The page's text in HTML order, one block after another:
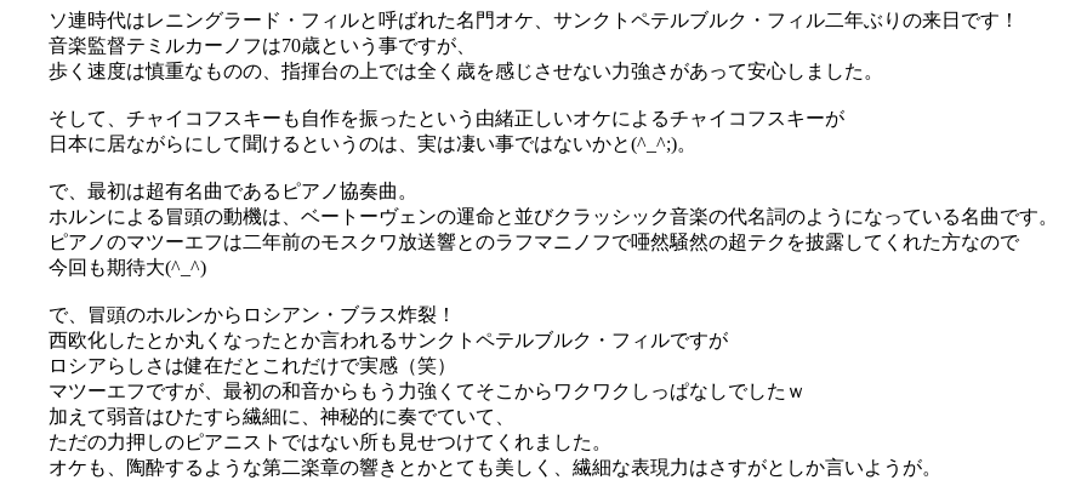
ソ連時代はレニングラード・フィルと呼ばれた名門オケ、サンクトペテルブルク・フィル二年ぶりの来日です！
音楽監督テミルカーノフは70歳という事ですが、
歩く速度は慎重なものの、指揮台の上では全く歳を感じさせない力強さがあって安心しました。
そして、チャイコフスキーも自作を振ったという由緒正しいオケによるチャイコフスキーが
日本に居ながらにして聞けるというのは、実は凄い事ではないかと(^_^;)。
で、最初は超有名曲であるピアノ協奏曲。
ホルンによる冒頭の動機は、ベートーヴェンの運命と並びクラッシック音楽の代名詞のようになっている名曲です。
ピアノのマツーエフは二年前のモスクワ放送響とのラフマニノフで唖然騒然の超テクを披露してくれた方なので
今回も期待大(^_^)
で、冒頭のホルンからロシアン・ブラス炸裂！
西欧化したとか丸くなったとか言われるサンクトペテルブルク・フィルですが
ロシアらしさは健在だとこれだけで実感（笑）
マツーエフですが、最初の和音からもう力強くてそこからワクワクしっぱなしでしたｗ
加えて弱音はひたすら繊細に、神秘的に奏でていて、
ただの力押しのピアニストではない所も見せつけてくれました。
オケも、陶酔するような第二楽章の響きとかとても美しく、繊細な表現力はさすがとしか言いようが。